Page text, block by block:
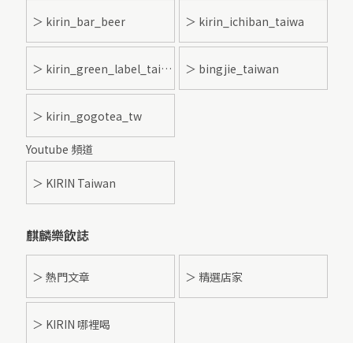
＞ kirin_bar_beer ＞ kirin_ichiban_taiwa
＞ kirin_green_label_taiwan ＞ bingjie_taiwan
＞ kirin_gogotea_tw
Youtube 頻道
＞ KIRIN Taiwan
麒麟樂飲誌
＞ 熱門文章 ＞ 精選店家
＞ KIRIN 哪裡喝